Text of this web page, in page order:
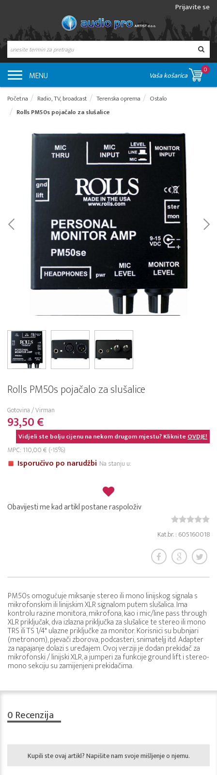
Prijavite se
MENU Vaša košarica
0
Početna Radio, TV, broadcast Terenska oprema
Ostalo
Rolls PM50s pojačalo za slušalice
Rolls PM50s pojačalo za slušalice
Gotovina / Virman
93,50 €
Vidjeli ste bolju cijenu na nekom drugom mjestu? KlikniteOVDJE!
MPC: 110,00 € (-15%)
Isporučivo po narudžbi Na stanju u:
Obavijesti me kad artikl postane raspoloživ
Kat.br. : 605160018
PM50s omogućuje miksanje stereo ili mono linijskog signala s
mikrofonskim ili linijskim XLR signalom putem slušalica. Ima
kontrolu razine monitora, mikrofona, kao i mic/line pass through
XLR priključak, dva izlazna priključka za slušalice te stereo ili mono
TRS ili TS 1/4" ulazne priključke za monitor. Korisnici su bubnjari
(metronom), pjevači zborova, podcasteri, snimateljj itd. Adapter
za napajanje dolazi s uređajem. Ovoj verziji je dodan prekidač za
mikrofonski / linijski XLR, a jumperi za funkcije ground lift i stereo-
mono sekciju su zamijenjeni prekidačima.
0 Recenzija
Kupili ste ovaj artikl? Napišite nam svoje mišljenje o njemu.